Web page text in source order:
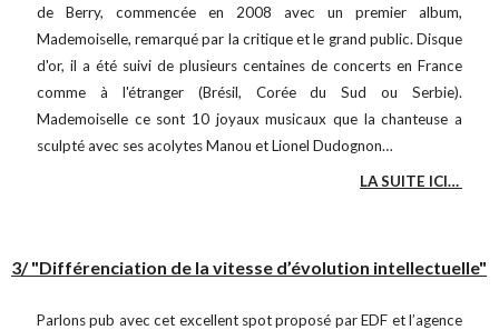
de Berry, commencée en 2008 avec un premier album,
Mademoiselle, remarqué par la critique et le grand public. Disque
d'or, il a été suivi de plusieurs centaines de concerts en France
comme à l'étranger (Brésil, Corée du Sud ou Serbie).
Mademoiselle ce sont 10 joyaux musicaux que la chanteuse a
sculpté avec ses acolytes Manou et Lionel Dudognon…
LA SUITE ICI…
3/ "Différenciation de la vitesse d’évolution intellectuelle"
Parlons pub avec cet excellent spot proposé par EDF et l’agence